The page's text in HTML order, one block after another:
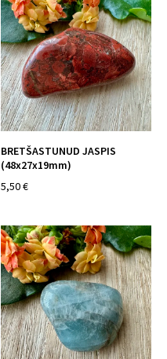
BRETŠASTUNUD JASPIS
(48x27x19mm)
5,50 €